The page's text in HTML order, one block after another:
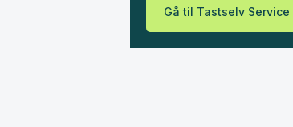
Gå til Tastselv Service